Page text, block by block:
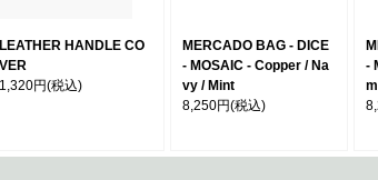
LEATHER HANDLE CO
VER
1,320円(税込)
MERCADO BAG - DICE
- MOSAIC - Copper / Na
vy / Mint
8,250円(税込)
-